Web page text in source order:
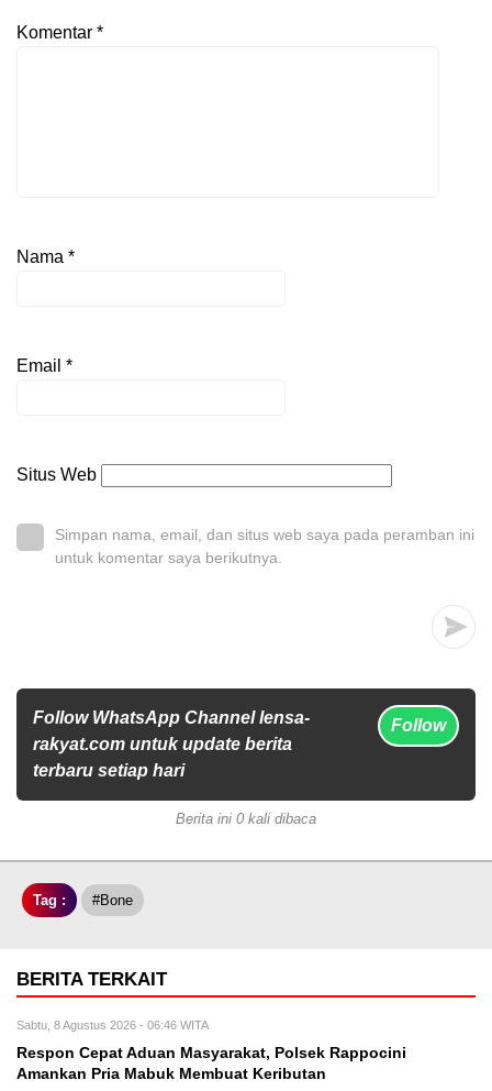
Komentar *
Nama *
Email *
Situs Web
Simpan nama, email, dan situs web saya pada peramban ini
untuk komentar saya berikutnya.
Follow WhatsApp Channel lensa-
rakyat.com untuk update berita
terbaru setiap hari
Follow
Berita ini 0 kali dibaca
Tag : #Bone
BERITA TERKAIT
Sabtu, 8 Agustus 2026 - 06:46 WITA
Respon Cepat Aduan Masyarakat, Polsek Rappocini
Amankan Pria Mabuk Membuat Keributan